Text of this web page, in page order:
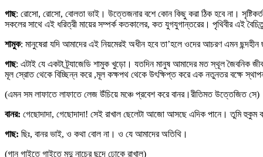
গাছ: রোসো, রোসো, বোলতা ভাই। উত্তেজনার বশে কোন কিছু করা ঠিক হবে না।
সকলের সাথে এই ধরিত্রী মায়ের সম্পর্ক কতকালের, কত যুগযুগান্তরের। পৃথিবীর এই
শামুক: মানুষেরা যদি আমাদের এই নিয়মেরই অধীন হবে তা’হলে ওদের আচরণ এমন ছন্দহীন
গাছ: এটাই যে একটা ট্র্যাজেডি শামুক খুড়ো। যতদিন মানুষ আমাদের মত স্থূল জৈবনিক
মূল স্রোত থেকে বিচ্ছিন্ন করে ,মূল কক্ষপথ থেকে উৎক্ষিপ্ত করে এক নতুনতর বক্ষে
(এমন সম লাফাতে লাফাতে লেজ উঁচিয়ে মঞ্চে প্রবেশ করে বানর।রীতিমত উত্তেজিত সে)
বানর: গেছোদাদা, গেছোদাদা! সেই রাখাল ছেলেটা আজো আসছে এদিক পানে। তুমি
গাছ: ছিঃ, বানর ভাই, ও কথা বোল না। ও যে আমাদের অতিথি।
(গান গাইতে গাইতে মৃদু নাচের ছন্দে ঢোকে রাখাল)